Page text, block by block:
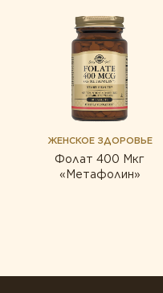
ЖЕНСКОЕ ЗДОРОВЬЕ
Фолат 400 Мкг
«Метафолин»